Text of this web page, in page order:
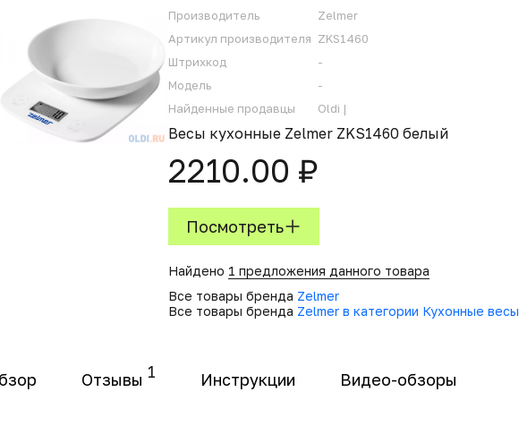
Производитель
Zelmer
Артикул производителя ZKS1460
Штрихкод
-
Модель
-
Найденные продавцы
Oldi |
Весы кухонные Zelmer ZKS1460 белый
2210.00 ₽
Посмотреть
Найдено 1 предложения данного товара
Все товары бренда Zelmer
Все товары бренда Zelmer в категории Кухонные весы
Отзывы 1 Инструкции Видео-обзоры